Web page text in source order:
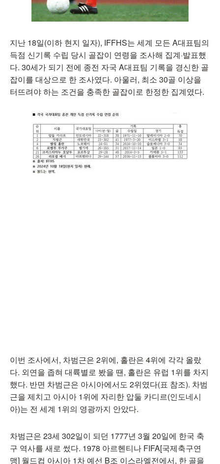
지난 18일(이하 현지 일자), IFFHS는 세계 모든 A대표팀의
득점 신기록 수립 당시 골잡이 연령을 조사해 집계·발표했
다. 30세가 되기 전에 종전 자국 A대표팀 기록을 경신한 골
잡이를 대상으로 한 조사였다. 아울러, 최소 30골 이상을
터뜨려야 하는 조건을 충족한 골잡이로 한정한 집계였다.
이번 조사에서, 차범근은 2위에, 홀란은 4위에 각각 올랐
다. 외연을 좁혀 대륙별로 봤을 땐, 홀란은 유럽 1위를 차지
했다. 반면 차범근은 아시아에서도 2위였다(표 참조). 차범
근을 제치고 아시아 1위에 자리한 압둘 카디르(인도네시
아)는 전 세계 1위의 영광까지 안았다.
차범근은 23세 302일이 되던 1777년 3월 20일에 한국 축
구 역사를 새로 썼다. 1978 아르헨티나 FIFA[국제축구연
맹] 월드컵 아시아 1차 예선 B조 이스라엘전에서, 한 골을